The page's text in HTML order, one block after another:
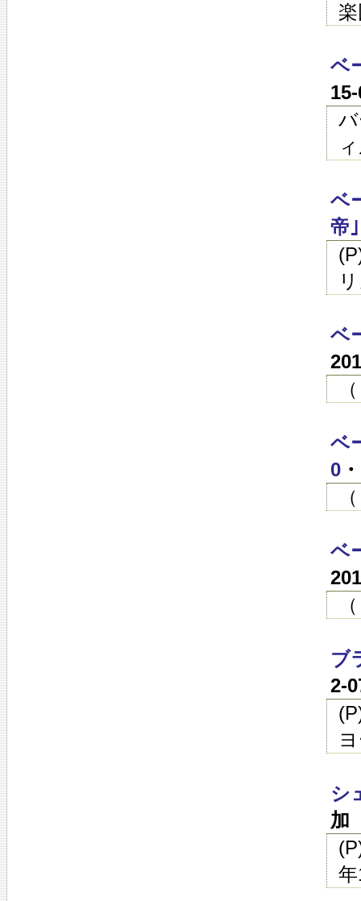
ベ
ベ
帝｣
ベ
ベ
0
ベ
ブ
2-
シ
加